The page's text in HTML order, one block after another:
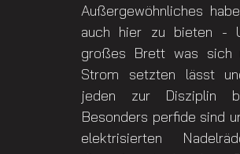
Außergewöhnliches
auch hier zu bieten -
großes Brett was sich
Strom setzten lässt
jeden zur Disziplin
Besonders perfide sind
elektrisierten